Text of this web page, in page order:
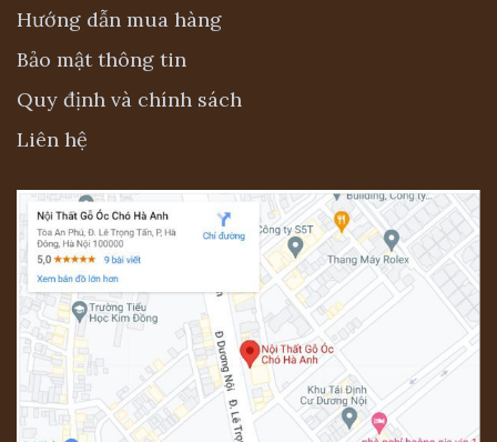
Hướng dẫn mua hàng
Bảo mật thông tin
Quy định và chính sách
Liên hệ